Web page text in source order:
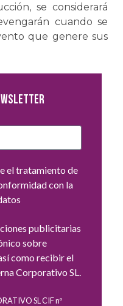
se considerará
cuando se
que genere sus
el tratamiento de
con la
publicitarias
sobre
como recibir el
Corporativo SL.
SL CIF nº